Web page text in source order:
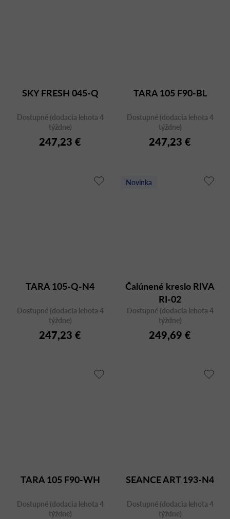
SKY FRESH 045-Q
Dostupné (dodacia lehota 4
týždne)
247,23 €
TARA 105 F90-BL
Dostupné (dodacia lehota 4
týždne)
247,23 €
TARA 105-Q-N4
Dostupné (dodacia lehota 4
týždne)
247,23 €
Novinka
Čalúnené kreslo RIVA
RI-02
Dostupné (dodacia lehota 4
týždne)
249,69 €
TARA 105 F90-WH
Dostupné (dodacia lehota 4
týždne)
SEANCE ART 193-N4
Dostupné (dodacia lehota 4
týždne)